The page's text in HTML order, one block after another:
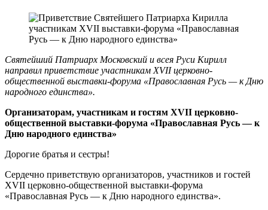
Святейший Патриарх Московский и всея Руси Кирилл
направил приветствие участникам XVII церковно-
общественной выставки-форума «Православная Русь — к Дню
народного единства».
Организаторам, участникам и гостям XVII церковно-
общественной выставки-форума «Православная Русь — к
Дню народного единства»
Дорогие братья и сестры!
Сердечно приветствую организаторов, участников и гостей
XVII церковно-общественной выставки-форума
«Православная Русь — к Дню народного единства».